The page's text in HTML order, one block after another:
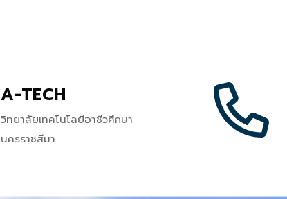
A-TECH
วิทยาลัยเทคโนโลยีอาชีวศึกษา
นครราชสีมา